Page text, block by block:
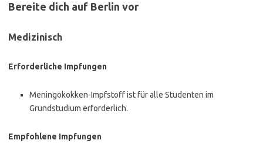
Bereite dich auf Berlin vor
Medizinisch
Erforderliche Impfungen
Meningokokken-Impfstoff ist für alle Studenten im
Grundstudium erforderlich.
Empfohlene Impfungen